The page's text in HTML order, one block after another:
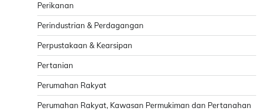
Perikanan
Perindustrian & Perdagangan
Perpustakaan & Kearsipan
Pertanian
Perumahan Rakyat
Perumahan Rakyat, Kawasan Permukiman dan Pertanahan